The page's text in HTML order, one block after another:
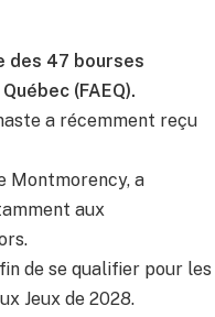
des 47 bourses
(FAEQ).
a récemment reçu
Montmorency, a
aux
de se qualifier pour les
Jeux de 2028.